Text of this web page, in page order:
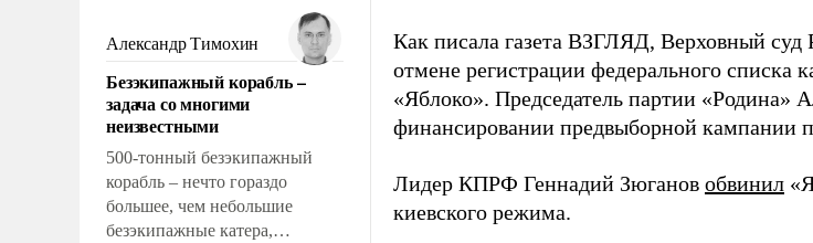
мужественным и твердым под
ударами судьбы, брать на себя
ответственность, помогать
слабым, идти вперед и
адаптироваться.
Александр Тимохин
Безэкипажный корабль –
задача со многими
неизвестными
500-тонный безэкипажный
корабль – нечто гораздо
большее, чем небольшие
безэкипажные катера,
Как писала газета ВЗГЛЯД, Верховный суд
отмене регистрации федерального списка
«Яблоко». Председатель партии «Родина»
финансировании предвыборной кампании
Лидер КПРФ Геннадий Зюганов обвинил
киевского режима.